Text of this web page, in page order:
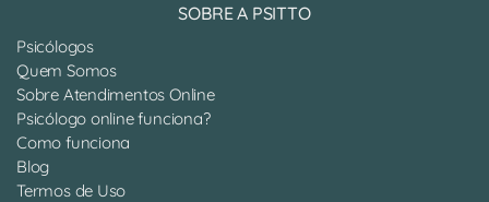
SOBRE A PSITTO
Psicólogos
Quem Somos
Sobre Atendimentos Online
Psicólogo online funciona?
Como funciona
Blog
Termos de Uso